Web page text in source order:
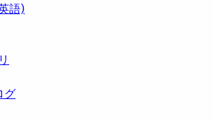
語)
グ